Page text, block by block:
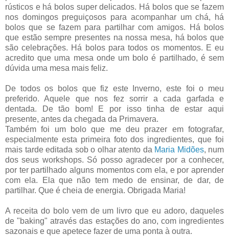
rústicos e há bolos super delicados. Há bolos que se fazem
nos domingos preguiçosos para acompanhar um chá, há
bolos que se fazem para partilhar com amigos. Há bolos
que estão sempre presentes na nossa mesa, há bolos que
são celebrações. Há bolos para todos os momentos. E eu
acredito que uma mesa onde um bolo é partilhado, é sem
dúvida uma mesa mais feliz.
De todos os bolos que fiz este Inverno, este foi o meu
preferido. Aquele que nos fez sorrir a cada garfada e
dentada. De tão bom! E por isso tinha de estar aqui
presente, antes da chegada da Primavera.
Também foi um bolo que me deu prazer em fotografar,
especialmente esta primeira foto dos ingredientes, que foi
mais tarde editada sob o olhar atento da Maria Midões, num
dos seus workshops. Só posso agradecer por a conhecer,
por ter partilhado alguns momentos com ela, e por aprender
com ela. Ela que não tem medo de ensinar, de dar, de
partilhar. Que é cheia de energia. Obrigada Maria!
A receita do bolo vem de um livro que eu adoro, daqueles
de "baking" através das estações do ano, com ingredientes
sazonais e que apetece fazer de uma ponta à outra.